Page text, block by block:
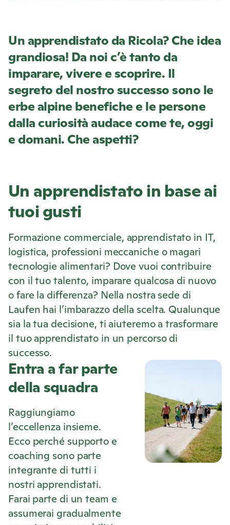
Un apprendistato da Ricola? Che idea
grandiosa! Da noi c’è tanto da
imparare, vivere e scoprire. Il
segreto del nostro successo sono le
erbe alpine benefiche e le persone
dalla curiosità audace come te, oggi
e domani. Che aspetti?
Un apprendistato in base ai
tuoi gusti
Formazione commerciale, apprendistato in IT,
logistica, professioni meccaniche o magari
tecnologie alimentari? Dove vuoi contribuire
con il tuo talento, imparare qualcosa di nuovo
o fare la differenza? Nella nostra sede di
Laufen hai l’imbarazzo della scelta. Qualunque
sia la tua decisione, ti aiuteremo a trasformare
il tuo apprendistato in un percorso di
successo.
Entra a far parte
della squadra
Raggiungiamo
l’eccellenza insieme.
Ecco perché supporto e
coaching sono parte
integrante di tutti i
nostri apprendistati.
Farai parte di un team e
assumerai gradualmente